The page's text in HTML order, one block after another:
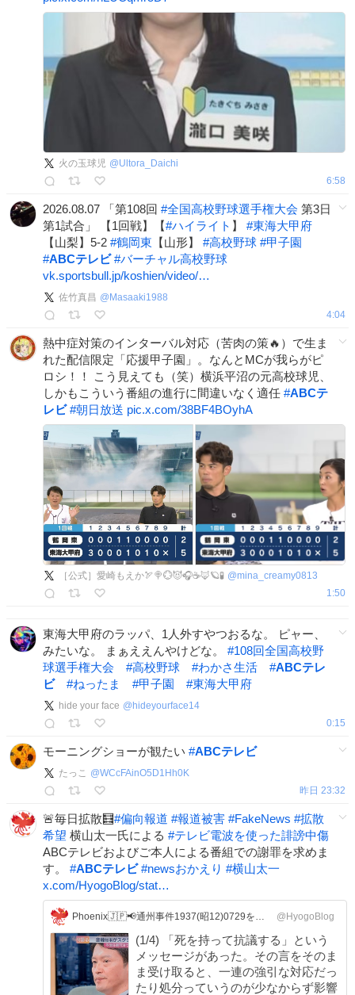
火の玉球児 @Ultora_Daichi
6:58
2026.08.07 「第108回 #全国高校野球選手権大会 第3日
第1試合」 【1回戦】【#ハイライト 】 #東海大甲府
【山梨】5-2 #鶴岡東 【山形】 #高校野球 #甲子園
#ABCテレビ #バーチャル高校野球
vk.sportsbull.jp/koshien/video/…
佐竹真昌 @ Masaaki1988
4:04
熱中症対策のインターバル対応（苦肉の策🔥）で生ま
れた配信限定「応援甲子園」。なんとMCが我らがピ
ロシ！！ こう見えても（笑）横浜平沼の元高校球児、
しかもこういう番組の進行に間違いなく適任 #ABCテ
レビ #朝日放送 pic.x.com/38BF4BOyhA
［公式］愛崎もえか🏹🍭💮😈🎧☕🦊🪐🧪 @mina_creamy0813
1:50
東海大甲府のラッパ、1人外すやつおるな。 ピャー、
みたいな。 まぁええんやけどな。 #108回全国高校野
球選手権大会
#高校野球 #わかさ生活 #ABCテレ
ビ
#ねったま #甲子園 #東海大甲府
hide your face @ hideyourface14
0:15
モーニングショーが観たい #ABCテレビ
たっこ @WCcFAinO5D1Hh0K
昨日 23:32
🚨毎日拡散🧮#偏向報道 #報道被害 #FakeNews #拡散
希望 横山太一氏による #テレビ電波を使った誹謗中傷
ABCテレビおよびご本人による番組での謝罪を求めま
す。 #ABCテレビ #newsおかえり #横山太一
x.com/HyogoBlog/stat…
Phoenix🇯🇵📢通州事件1937(昭12)0729を忘れるな🔥 @HyogoBlog
(1/4) 「死を持って抗議する」という
メッセージがあった。その言をそのま
ま受け取ると、一連の強引な対応だっ
たり処分っていうのが少なからず影響